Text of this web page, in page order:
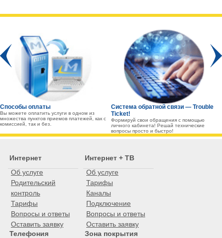
Способы оплаты
Вы можете оплатить услуги в одном из
множества пунктов приемов платежей, как с
комиссией, так и без.
Система обратной связи — Trouble
Ticket!
Формируй свои обращения с помощью
личного кабинета! Решай технические
вопросы просто и быстро!
Интернет
Об услуге
Родительский
контроль
Тарифы
Вопросы и ответы
Оставить заявку
Интернет + ТВ
Об услуге
Тарифы
Каналы
Подключение
Вопросы и ответы
Оставить заявку
Телефония
Зона покрытия